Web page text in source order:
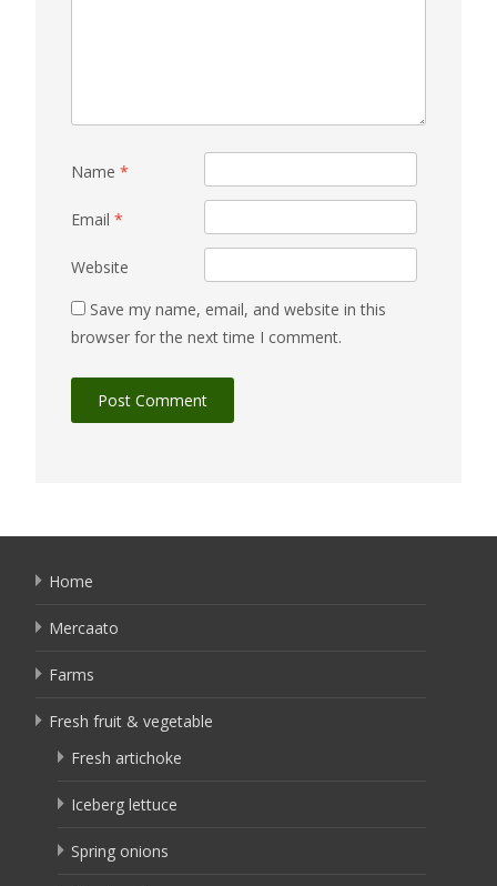
Name *
Email *
Website
Save my name, email, and website in this
browser for the next time I comment.
Home
Mercaato
Farms
Fresh fruit & vegetable
Fresh artichoke
Iceberg lettuce
Spring onions